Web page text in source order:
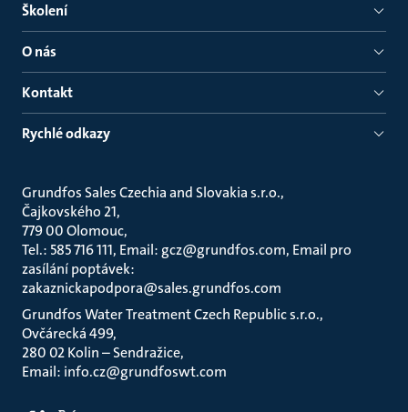
Školení
O nás
Kontakt
Rychlé odkazy
Grundfos Sales Czechia and Slovakia s.r.o.
Čajkovského 21
779 00 Olomouc
Tel.: 585 716 111, Email: gcz@grundfos.com, Email pro
zasílání poptávek:
zakaznickapodpora@sales.grundfos.com
Grundfos Water Treatment Czech Republic s.r.o.
Ovčárecká 499
280 02 Kolin – Sendražice
Email: info.cz@grundfoswt.com